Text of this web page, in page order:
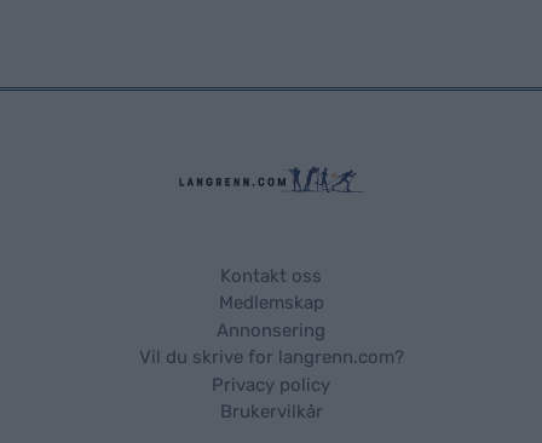
Kontakt oss
Medlemskap
Annonsering
Vil du skrive for langrenn.com?
Privacy policy
Brukervilkår